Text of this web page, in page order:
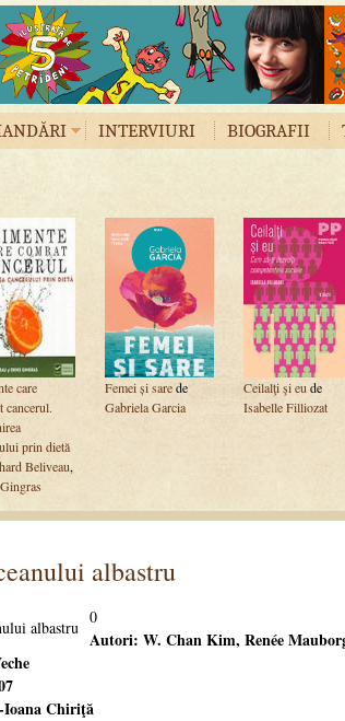
INTERVIURI BIOGRAFII
care
cancerul.
prin dietă
Beliveau,
Femei și sarede
Gabriela Garcia
Ceilalţi şi eu de
Isabelle Filliozat
albastru
0
Autori: W. Chan Kim, Renée
Ioana Chiriţă